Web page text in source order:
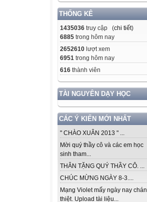
THỐNG KÊ
1435036 truy cập (chi tiết)
6885 trong hôm nay
2652610 lượt xem
6951 trong hôm nay
616 thành viên
TÀI NGUYÊN DẠY HỌC
CÁC Ý KIẾN MỚI NHẤT
" CHÀO XUÂN 2013 " ...
Mời quý thầy cô và các em học
sinh tham...
THÂN TẶNG QUÝ THẦY CÔ. ...
CHÚC MỪNG NGÀY 8-3....
Mạng Violet mấy ngày nay chán
thiệt. Upload tài liệu...